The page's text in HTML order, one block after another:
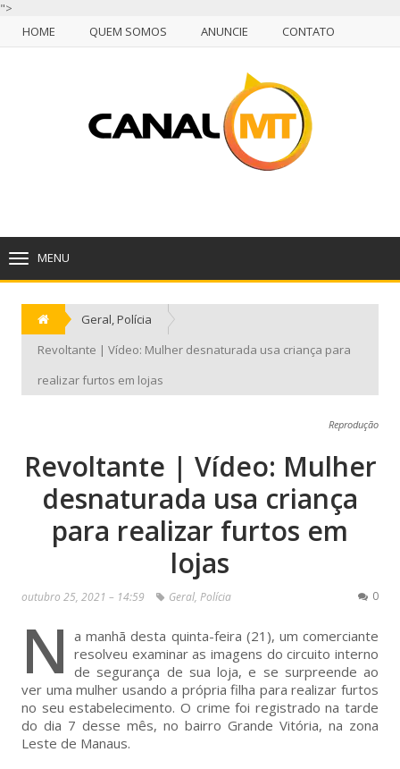
">
HOME
QUEM SOMOS ANUNCIE
CONTATO
ANUNCIE
CUIABÁ, SÁBADO, 08 DE AGOSTO DE 2026
MENU
Geral,Polícia
Revoltante | Vídeo: Mulher desnaturada usa criança para
realizar furtos em lojas
Reprodução
Revoltante | Vídeo: Mulher
desnaturada usa criança
para realizar furtos em
lojas
outubro 25, 2021 – 14:59 Geral, Polícia 0
N a manhã desta quinta-feira (21), um comerciante
resolveu examinar as imagens do circuito interno
de segurança de sua loja, e se surpreende ao
ver uma mulher usando a própria filha para realizar furtos
no seu estabelecimento. O crime foi registrado na tarde
do dia 7 desse mês, no bairro Grande Vitória, na zona
Leste de Manaus.